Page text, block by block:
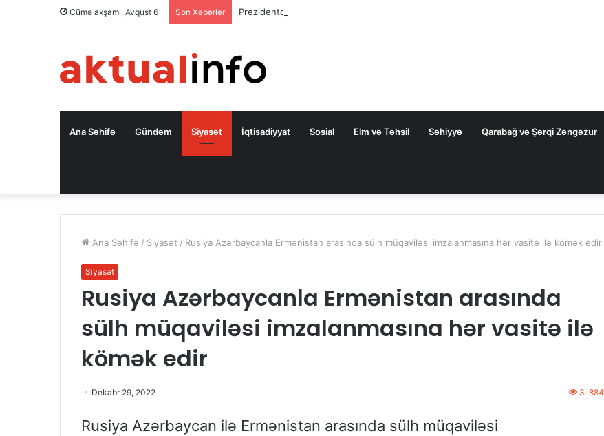
Cümə axşamı, Avqust 6 Son Xəbərlər Prezidentdən AZAL-la bağlı FƏRMAN
Ana Səhifə Gündəm Siyasət İqtisadiyyat Sosial Elm və Təhsil Səhiyyə Qarabağ və Şərqi Zəngəzur
Ana Səhifə / Siyasət / Rusiya Azərbaycanla Ermənistan arasında sülh müqaviləsi imzalanmasına hər vasitə ilə kömək edir
Siyasət
Rusiya Azərbaycanla Ermənistan arasında
sülh müqaviləsi imzalanmasına hər vasitə ilə
kömək edir
Dekabr 29, 2022 3. 884
Rusiya Azərbaycan ilə Ermənistan arasında sülh müqaviləsi